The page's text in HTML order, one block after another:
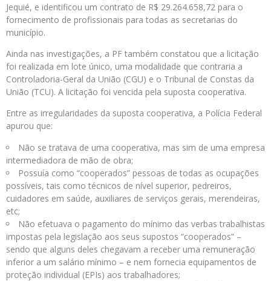
Jequié, e identificou um contrato de R$ 29.264.658,72 para o
fornecimento de profissionais para todas as secretarias do
município.
Ainda nas investigações, a PF também constatou que a licitação
foi realizada em lote único, uma modalidade que contraria a
Controladoria-Geral da União (CGU) e o Tribunal de Constas da
União (TCU). A licitação foi vencida pela suposta cooperativa.
Entre as irregularidades da suposta cooperativa, a Polícia Federal
apurou que:
Não se tratava de uma cooperativa, mas sim de uma empresa
intermediadora de mão de obra;
Possuía como “cooperados” pessoas de todas as ocupações
possíveis, tais como técnicos de nível superior, pedreiros,
cuidadores em saúde, auxiliares de serviços gerais, merendeiras,
etc;
Não efetuava o pagamento do mínimo das verbas trabalhistas
impostas pela legislação aos seus supostos “cooperados” –
sendo que alguns deles chegavam a receber uma remuneração
inferior a um salário mínimo – e nem fornecia equipamentos de
proteção individual (EPIs) aos trabalhadores;